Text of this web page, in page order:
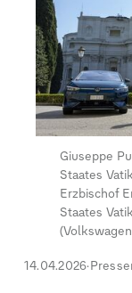
14.04.2026
Giuseppe
Staates
Erzbischof
Staates